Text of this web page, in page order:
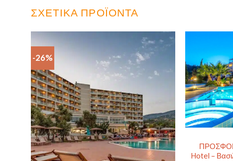
ΣΧΕΤΙΚΆ ΠΡΟΪΌΝΤΑ
-26%
Hotel –